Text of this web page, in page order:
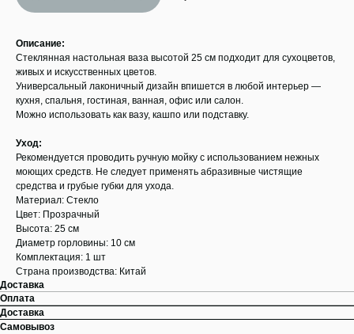
Описание:
Стеклянная настольная ваза высотой 25 см подходит для сухоцветов,
живых и искусственных цветов.
Универсальный лаконичный дизайн впишется в любой интерьер —
кухня, спальня, гостиная, ванная, офис или салон.
Можно использовать как вазу, кашпо или подставку.
Уход:
Рекомендуется проводить ручную мойку с использованием нежных
моющих средств. Не следует применять абразивные чистящие
средства и грубые губки для ухода.
Материал: Стекло
Цвет: Прозрачный
Высота: 25 см
Диаметр горловины: 10 см
Комплектация: 1 шт
Страна производства: Китай
Доставка
Оплата
Доставка
Самовывоз